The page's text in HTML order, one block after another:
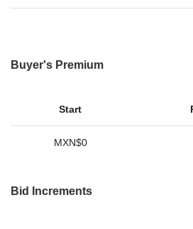
Buyer's Premium
Start
MXN$0
Bid Increments